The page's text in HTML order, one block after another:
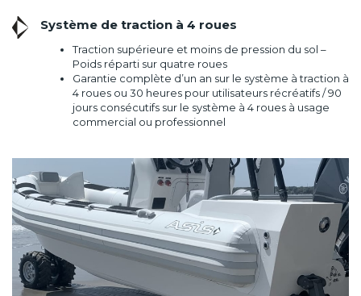
Système de traction à 4 roues
Traction supérieure et moins de pression du sol –
Poids réparti sur quatre roues
Garantie complète d’un an sur le système à traction à
4 roues ou 30 heures pour utilisateurs récréatifs / 90
jours consécutifs sur le système à 4 roues à usage
commercial ou professionnel